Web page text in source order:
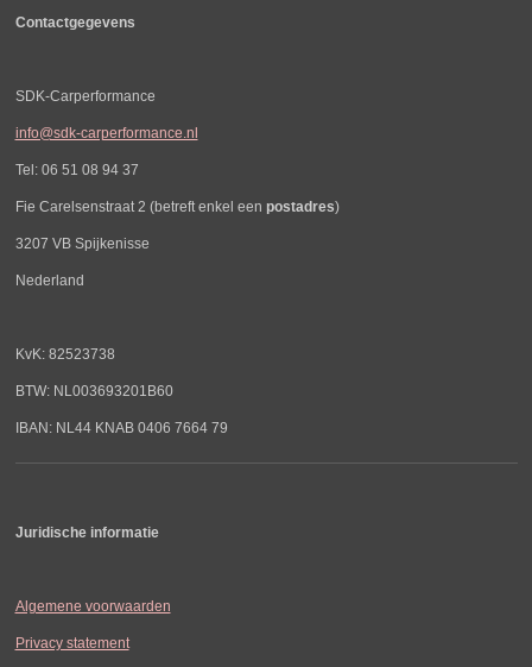
Contactgegevens
SDK-Carperformance
info@sdk-carperformance.nl
Tel: 06 51 08 94 37
Fie Carelsenstraat 2 (betreft enkel een postadres)
3207 VB Spijkenisse
Nederland
KvK: 82523738
BTW: NL003693201B60
IBAN: NL44 KNAB 0406 7664 79
Juridische informatie
Algemene voorwaarden
Privacy statement